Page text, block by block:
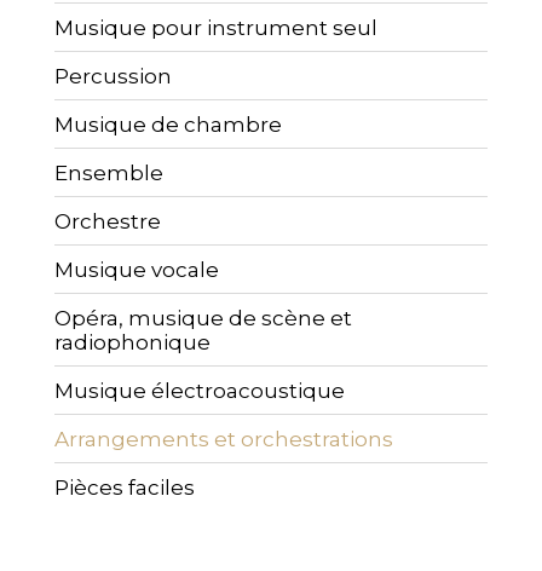
Musique pour instrument seul
Percussion
Musique de chambre
Ensemble
Orchestre
Musique vocale
Opéra, musique de scène et
radiophonique
Musique électroacoustique
Arrangements et orchestrations
Pièces faciles